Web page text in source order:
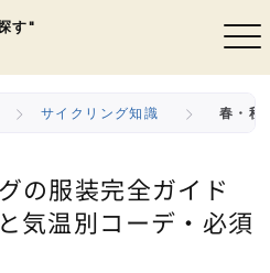
す"
サイクリング知識 春・秋
の服装完全ガイド
気温別コーデ・必須